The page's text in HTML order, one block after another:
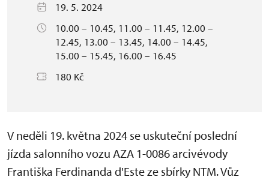
19. 5. 2024
10.00 – 10.45, 11.00 – 11.45, 12.00 –
12.45, 13.00 – 13.45, 14.00 – 14.45,
15.00 – 15.45, 16.00 – 16.45
180 Kč
V neděli 19. května 2024 se uskuteční poslední
jízda salonního vozu AZA 1-0086 arcivévody
Františka Ferdinanda d'Este ze sbírky NTM. Vůz